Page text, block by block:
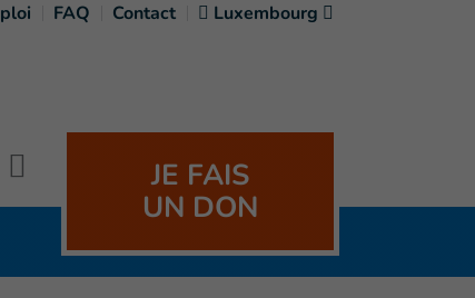
FAQ Contact Luxembourg
JE FAIS
UN DON